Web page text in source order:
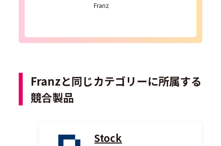
Franz
Franzと同じカテゴリーに所属する
競合製品
Stock